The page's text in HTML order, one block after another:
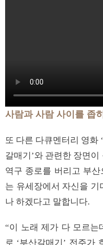
사람과 사람 사이를 좁
또 다른 다큐멘터리 영화
갈매기’와 관련한 장면이
역구 종로를 버리고 부
는 유세장에서 자신을
나 하겠다고 말합니다.
“이 노래 제가 다 모르
로 ‘부산갈매기’ 전주가